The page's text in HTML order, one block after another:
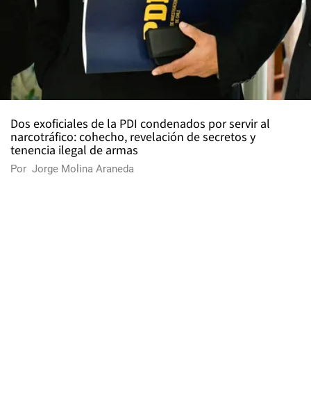
Dos exoficiales de la PDI condenados por servir al
narcotráfico: cohecho, revelación de secretos y
tenencia ilegal de armas
Por Jorge Molina Araneda